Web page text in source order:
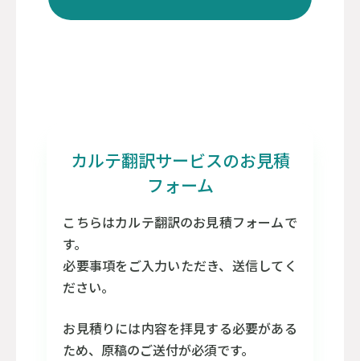
カルテ翻訳サービスのお見積
フォーム
こちらはカルテ翻訳のお見積フォームで
す。
必要事項をご入力いただき、送信してく
ださい。
お見積りには内容を拝見する必要がある
ため、原稿のご送付が必須です。